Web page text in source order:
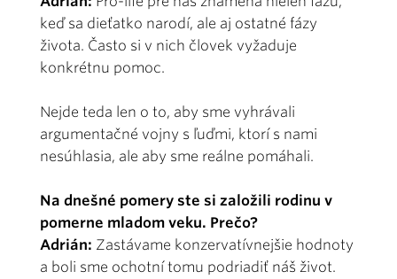
keď sa dieťatko narodí, ale aj ostatné fázy
života. Často si v nich človek vyžaduje
konkrétnu pomoc.
Nejde teda len o to, aby sme vyhrávali
argumentačné vojny s ľuďmi, ktorí s nami
nesúhlasia, ale aby sme reálne pomáhali.
Na dnešné pomery ste si založili rodinu v
pomerne mladom veku. Prečo?
Adrián: Zastávame konzervatívnejšie hodnoty
a boli sme ochotní tomu podriadiť náš život.